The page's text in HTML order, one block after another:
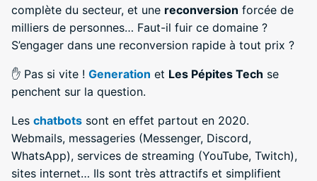
complète du secteur, et une reconversion forcée de
milliers de personnes… Faut-il fuir ce domaine ?
S’engager dans une reconversion rapide à tout prix ?
✋ Pas si vite ! Generation et Les Pépites Tech se
penchent sur la question.
Les chatbots sont en effet partout en 2020.
Webmails, messageries (Messenger, Discord,
WhatsApp), services de streaming (YouTube, Twitch),
sites internet… Ils sont très attractifs et simplifient